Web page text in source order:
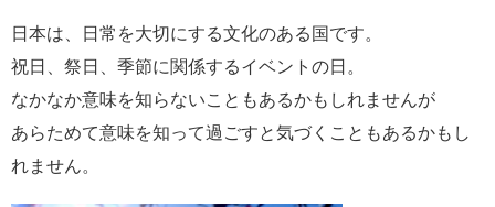
日本は、日常を大切にする文化のある国です。
祝日、祭日、季節に関係するイベントの日。
なかなか意味を知らないこともあるかもしれませんが
あらためて意味を知って過ごすと気づくこともあるかもし
れません。